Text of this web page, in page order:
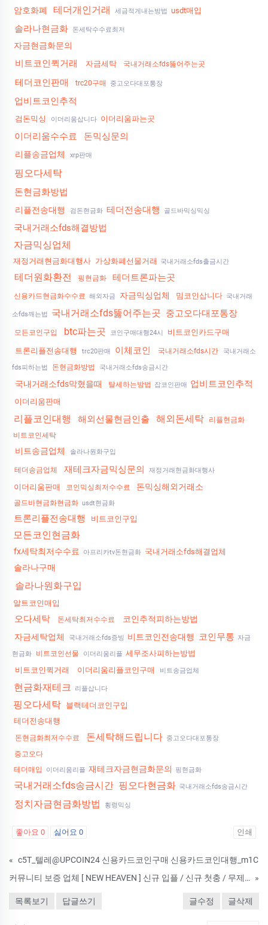
암호화폐
테더개인거래 세금적게내는방법 usdt매입
솔라나현금화 돈세탁수수료최저
자금현금화문의
비트코인퀵거래 자금세탁 국내거래소fds뚫어주는곳
테더코인판매 trc20구매 중고오다대포통장
업비트코인추적
검돈믹싱 이더리움삽니다 이더리움파는곳
이더리움수수료 돈믹싱문의
리플송금업체 xrp판매
핑오다세탁
돈현금화방법
리플전송대행 검돈현금화 테더전송대행 골드바믹싱믹싱
국내거래소fds해결방법
자금믹싱업체
재정거래현금화대행사 가상화폐선물거래 국내거래소fds출금시간
테더원화환전 핑현금화 테더트론파는곳
신용카드현금화수수료 해외자금 자금믹싱업체 밈코인삽니다 국내거래
소fds깨는법 국내거래소fds뚫어주는곳 중고오다대포통장
모든코인구입 btc파는곳 코인구매대행24시 비트코인카드구매
트론리플전송대행 trc20판매 이체코인 국내거래소fds시간 국내거래소
fds피하는법 돈현금화방법 국내거래소fds송금시간
국내거래소fds막혔을때 탈세하는방법 잡코인판매 업비트코인추적
이더리움판매
리플코인대행 해외선물현금인출 해외돈세탁
리플현금화
비트코인세탁
비트송금업체 솔라나원화구입
테더송금업체 재테크자금믹싱문의 재정거래현금화대행사
이더리움판매 코인믹싱최저수수료 돈믹싱해외거래소
골드바현금화현금화 usdt현금화
트론리플전송대행 비트코인구입
모든코인현금화
fx세탁최저수수료 아프리카tv돈현금화 국내거래소fds해결업체
솔라나구매
솔라나원화구입
알트코인매입
오다세탁 돈세탁최저수수료
코인추적피하는방법
자금세탁업체
국내거래소fds증빙 비트코인전송대행 코인무통 자금
현금화 비트코인선물 이더리움리플 세무조사피하는방법
비트코인퀵거래
이더리움리플코인구매 비트송금업체
현금화재테크 리플삽니다
핑오다세탁 블랙테더코인구입
테더전송대행
돈현금화최저수수료 돈세탁해드립니다 중고오다대포통장
중고오다
테더매입
이더리움리플 재테크자금현금화문의 핑현금화
국내거래소fds송금시간 핑오다현금화 국내거래소fds송금시간
정치자금현금화방법 횡령믹싱
좋아요 0 싫어요 0 인쇄
« c5T_텔레@UPCOIN24 신용카드코인구매 신용카드코인대행_m1C
커뮤니티 보증 업체 [ NEW HEAVEN ] 신규 입플 / 신규 첫충 / 무제재 »
목록보기 답글쓰기 글수정 글삭제